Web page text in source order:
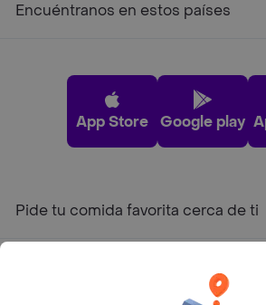
Encuéntranos en estos países
App Store Google play
Pide tu comida favorita cerca de ti